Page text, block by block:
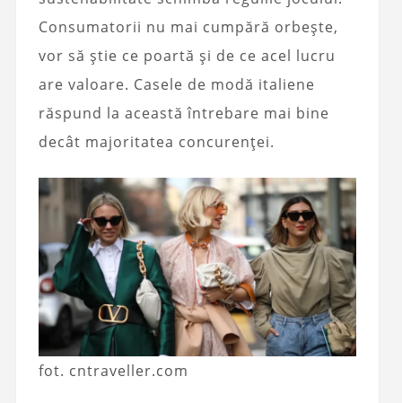
Consumatorii nu mai cumpără orbește,
vor să știe ce poartă și de ce acel lucru
are valoare. Casele de modă italiene
răspund la această întrebare mai bine
decât majoritatea concurenței.
fot. cntraveller.com